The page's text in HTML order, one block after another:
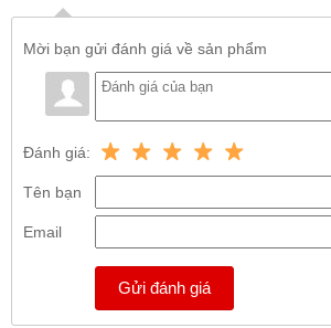
Mời bạn gửi đánh giá về sản phẩm
Đánh giá:
Tên bạn
Email
Gửi đánh giá